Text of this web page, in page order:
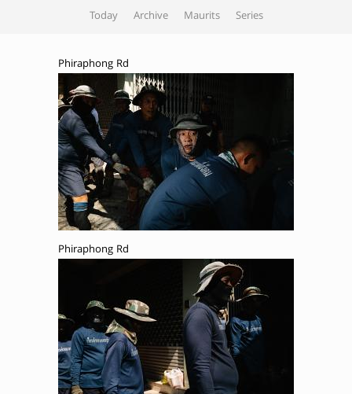
Today Archive Maurits Series
Phiraphong Rd
Phiraphong Rd